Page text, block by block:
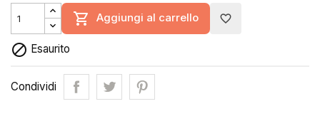
 Aggiungi al carrello favorite_border
 Esaurito
Condividi